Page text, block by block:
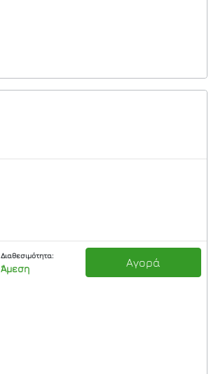
Διαθεσιμότητα:
Άμεση Αγορά